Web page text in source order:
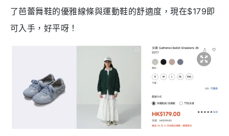
了芭蕾舞鞋的優雅線條與運動鞋的舒適度，現在$179即
可入手，好平呀！